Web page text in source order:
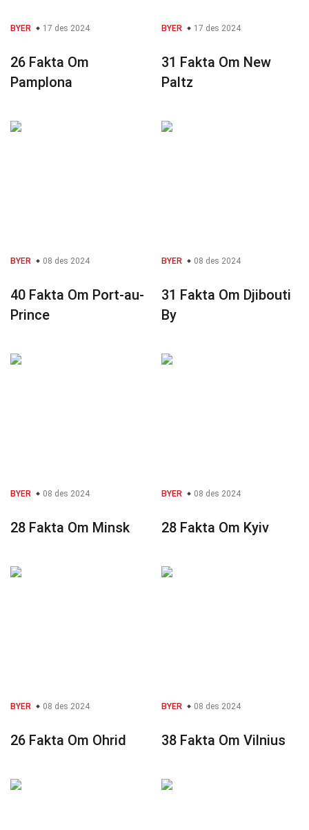
BYER 17 des 2024
26 Fakta Om
Pamplona
BYER 17 des 2024
31 Fakta Om New
Paltz
BYER 08 des 2024
40 Fakta Om Port-au-
Prince
BYER 08 des 2024
31 Fakta Om Djibouti
By
BYER 08 des 2024
28 Fakta Om Minsk
BYER 08 des 2024
28 Fakta Om Kyiv
BYER 08 des 2024
26 Fakta Om Ohrid
BYER 08 des 2024
38 Fakta Om Vilnius